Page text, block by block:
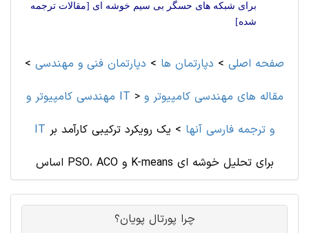
برای شبکه های حسگر بی سیم خوشه ای [مقالات ترجمه
شده]
صفحه اصلی > دپارتمان ها > دپارتمان فنی و مهندسی >
مهندسی کامپیوتر و IT > مقاله های مهندسی کامپیوتر و
IT و ترجمه فارسی آنها > یک رویکرد ترکیبی کارآمد بر
اساس PSO، ACO و K-means برای تحلیل خوشه ای
چرا پورتال پویان؟